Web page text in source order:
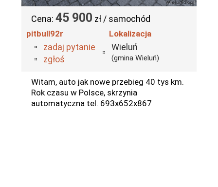
Cena: 45 900 zł / samochód
pitbull92r
zadaj pytanie
zgłoś
Lokalizacja
Wieluń
(gmina Wieluń)
Witam, auto jak nowe przebieg 40 tys km.
Rok czasu w Polsce, skrzynia
automatyczna tel. 693x652x867